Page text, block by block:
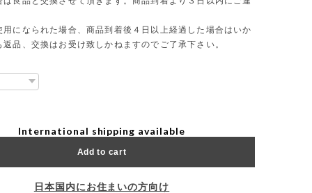
用になられた場合、商品到着後４日以上経過した場合はいか
返品、交換はお受け致しかねますのでご了承下さい。
International shipping available
Add to cart
日本国内にお住まいの方向け